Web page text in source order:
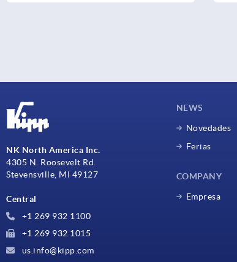
NK North America Inc.
4305 N. Roosevelt Rd.
Stevensville, MI 49127
Central
+1 269 932 1100
+1 269 932 1015
us.info@kipp.com
NEWS
Novedades
Ferias
COMPANY
Empresa